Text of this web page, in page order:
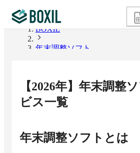
カテゴリから探す
記事から探す
BOXIL
年末調整ソフト
【2026年】 年末調整ソ
ビス一覧
年末調整ソフト とは